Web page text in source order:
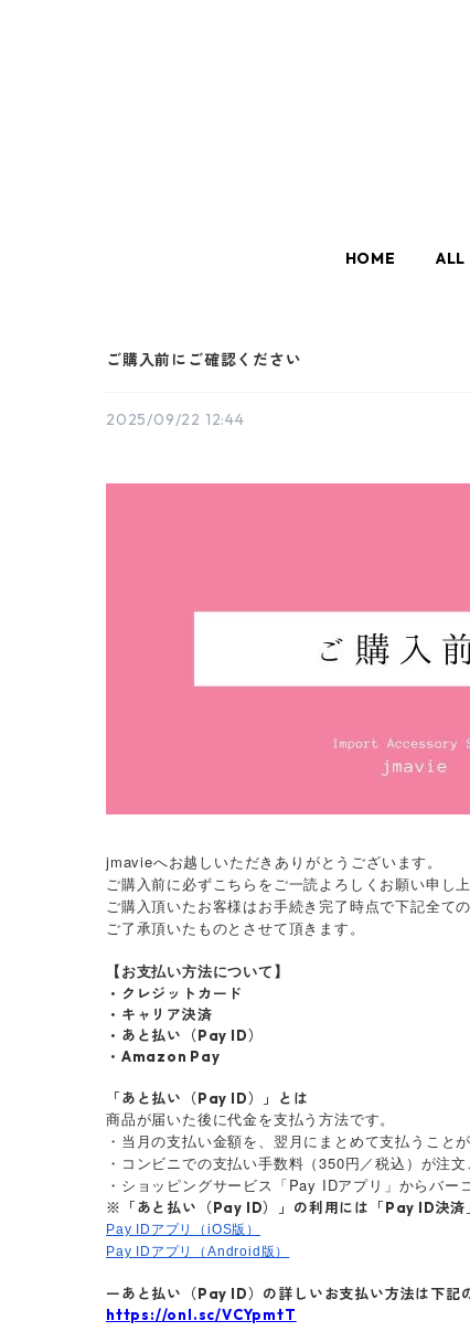
HOME ALL
ご購入前にご確認ください
2025/09/22 12:44
jmavieへお越しいただきありがとうございます。
ご購入前に必ずこちらをご一読よろしくお願い申し上
ご購入頂いたお客様はお手続き完了時点で下記全て
ご了承頂いたものとさせて頂きます。
【お支払い方法について】
・クレジットカード
・キャリア決済
・あと払い（Pay ID）
・Amazon Pay
「あと払い（Pay ID）」とは
商品が届いた後に代金を支払う方法です。
・当月の支払い金額を、翌月にまとめて支払うこと
・コンビニでの支払い手数料（350円／税込）が注
・ショッピングサービス「Pay IDアプリ」からバ
※「あと払い（Pay ID）」の利用には「Pay ID決済
Pay IDアプリ（iOS版）
Pay IDアプリ（Android版）
ーあと払い（Pay ID）の詳しいお支払い方法は下記
https://onl.sc/VCYpmtT